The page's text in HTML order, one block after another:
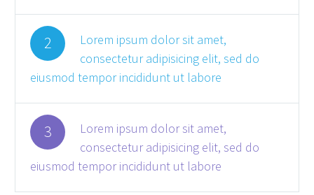
2
Lorem ipsum dolor sit amet,
consectetur adipisicing elit, sed do
eiusmod tempor incididunt ut labore
3
Lorem ipsum dolor sit amet,
consectetur adipisicing elit, sed do
eiusmod tempor incididunt ut labore